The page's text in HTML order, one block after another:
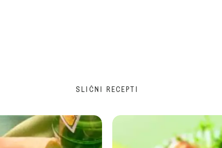
SLIČNI RECEPTI
Venac sa orasima ili bademima